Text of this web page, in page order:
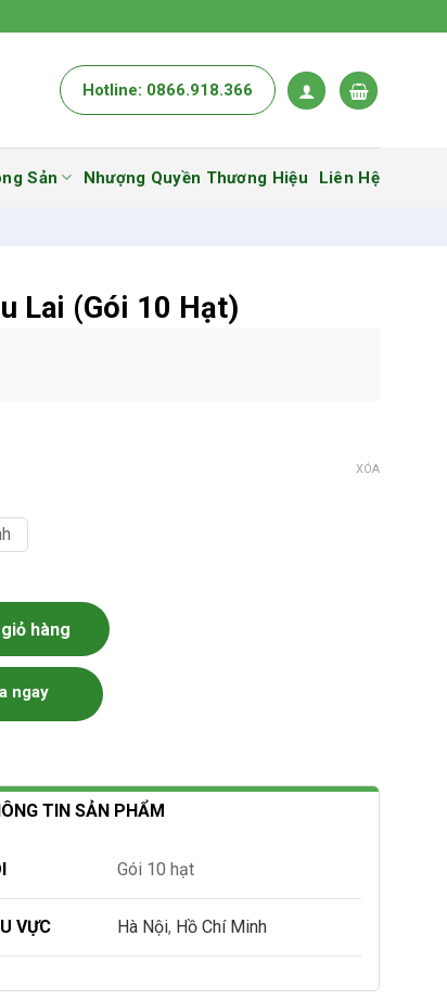
Hotline: 0866.918.366
Sản Nhượng Quyền Thương Hiệu Liên Hệ
Lai (Gói 10 Hạt)
XÓA
số lượng
hàng
ngay
TIN SẢN PHẨM
Gói 10 hạt
VỰC Hà Nội, Hồ Chí Minh